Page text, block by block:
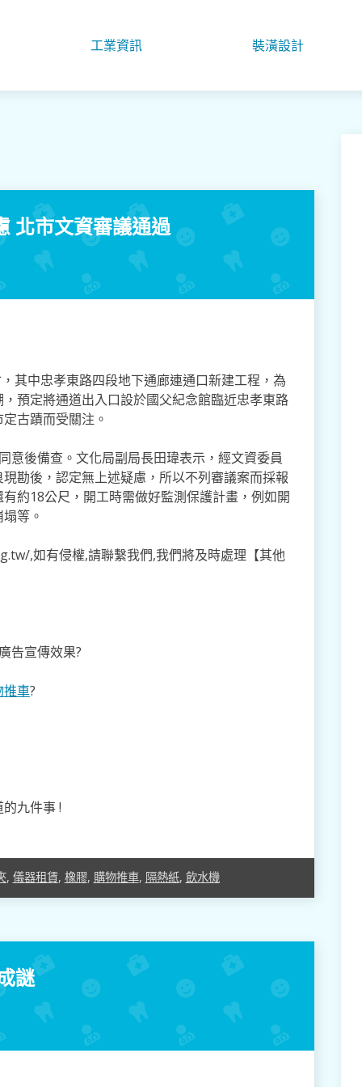
工業資訊 裝潢設計
北市文資審議通過
其中忠孝東路四段地下通廊連通口新建工程，為
預定將通道出入口設於國父紀念館臨近忠孝東路
古蹟而受關注。
意後備查。文化局副局長田瑋表示，經文資委員
勘後，認定無上述疑慮，所以不列審議案而採報
約18公尺，開工時需做好監測保護計畫，例如開
等。
,如有侵權,請聯繫我們,我們將及時處理【其他
告宣傳效果?
推車?
九件事 !
, 儀器租賃, 橡膠, 購物推車, 隔熱紙, 飲水機
謎